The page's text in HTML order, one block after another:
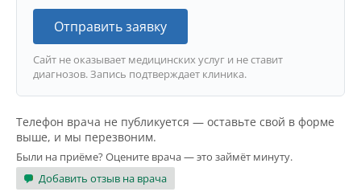
Отправить заявку
Сайт не оказывает медицинских услуг и не ставит
диагнозов. Запись подтверждает клиника.
Телефон врача не публикуется — оставьте свой в форме
выше, и мы перезвоним.
Были на приёме? Оцените врача — это займёт минуту.
Добавить отзыв на врача